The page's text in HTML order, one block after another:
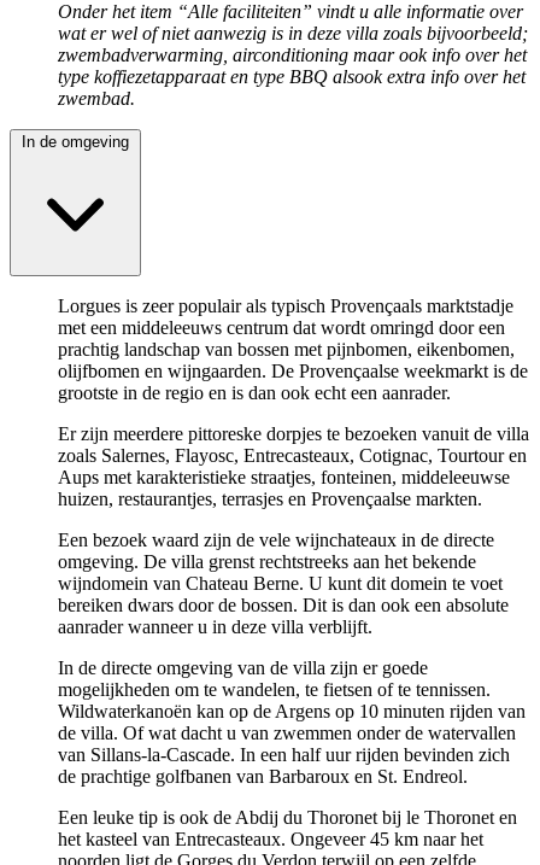
Onder het item “Alle faciliteiten” vindt u alle informatie over
wat er wel of niet aanwezig is in deze villa zoals bijvoorbeeld;
zwembadverwarming, airconditioning maar ook info over het
type koffiezetapparaat en type BBQ alsook extra info over het
zwembad.
Lorgues is zeer populair als typisch Provençaals marktstadje
met een middeleeuws centrum dat wordt omringd door een
prachtig landschap van bossen met pijnbomen, eikenbomen,
olijfbomen en wijngaarden. De Provençaalse weekmarkt is de
grootste in de regio en is dan ook echt een aanrader.
Er zijn meerdere pittoreske dorpjes te bezoeken vanuit de villa
zoals Salernes, Flayosc, Entrecasteaux, Cotignac, Tourtour en
Aups met karakteristieke straatjes, fonteinen, middeleeuwse
huizen, restaurantjes, terrasjes en Provençaalse markten.
Een bezoek waard zijn de vele wijnchateaux in de directe
omgeving. De villa grenst rechtstreeks aan het bekende
wijndomein van Chateau Berne. U kunt dit domein te voet
bereiken dwars door de bossen. Dit is dan ook een absolute
aanrader wanneer u in deze villa verblijft.
In de directe omgeving van de villa zijn er goede
mogelijkheden om te wandelen, te fietsen of te tennissen.
Wildwaterkanoën kan op de Argens op 10 minuten rijden van
de villa. Of wat dacht u van zwemmen onder de watervallen
van Sillans-la-Cascade. In een half uur rijden bevinden zich
de prachtige golfbanen van Barbaroux en St. Endreol.
Een leuke tip is ook de Abdij du Thoronet bij le Thoronet en
het kasteel van Entrecasteaux. Ongeveer 45 km naar het
noorden ligt de Gorges du Verdon terwijl op een zelfde